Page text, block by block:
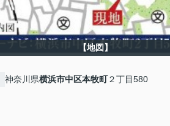
【地図】
神奈川県横浜市中区本牧町２丁目580